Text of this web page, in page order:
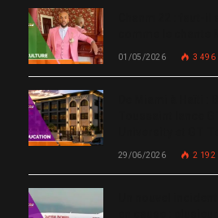
01/05/2026 3 496
29/06/2026 2 192